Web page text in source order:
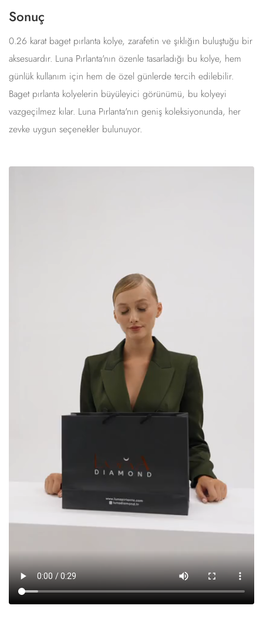
Sonuç
0.26 karat baget pırlanta kolye, zarafetin ve şıklığın buluştuğu bir
aksesuardır. Luna Pırlanta'nın özenle tasarladığı bu kolye, hem
günlük kullanım için hem de özel günlerde tercih edilebilir.
Baget pırlanta kolyelerin büyüleyici görünümü, bu kolyeyi
vazgeçilmez kılar. Luna Pırlanta'nın geniş koleksiyonunda, her
zevke uygun seçenekler bulunuyor.